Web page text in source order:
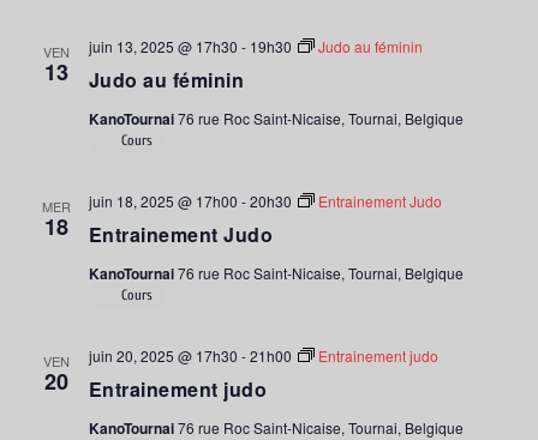
VEN
13 Judo au féminin
juin 13, 2025 @ 17h30 - 19h30 Judo au féminin
KanoTournai76 rue Roc Saint-Nicaise, Tournai, Belgique
Cours
MER
18 Entrainement Judo
juin 18, 2025 @ 17h00 -20h30 Entrainement Judo
KanoTournai76 rue Roc Saint-Nicaise, Tournai, Belgique
Cours
VEN
20 Entrainement judo
juin 20, 2025 @ 17h30 -21h00 Entrainement judo
KanoTournai76 rue Roc Saint-Nicaise, Tournai, Belgique